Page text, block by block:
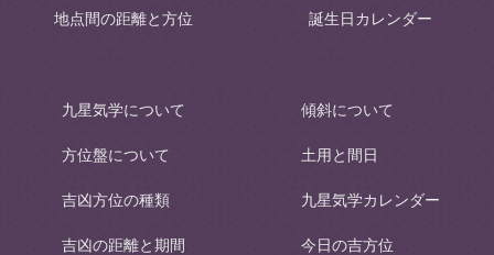
地点間の距離と方位 誕生日カレンダー
九星気学について
方位盤について
吉凶方位の種類
吉凶の距離と期間
傾斜について
土用と間日
九星気学カレンダー
今日の吉方位